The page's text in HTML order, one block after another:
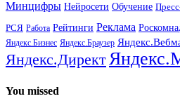
Минцифры Нейросети Обучение
РСЯ Работа Рейтинги Реклама
Яндекс.Бизнес Яндекс.Браузер
Яндекс.Директ
You missed